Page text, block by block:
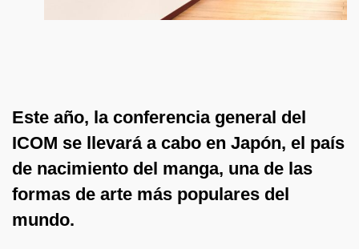
Este año, la conferencia general del
ICOM se llevará a cabo en Japón, el país
de nacimiento del manga, una de las
formas de arte más populares del
mundo.